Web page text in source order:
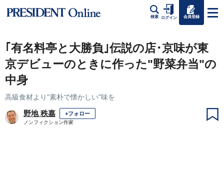
検索 ログイン 会員登録
｢有名料亭と大勝負｣伝説の店･京味が東
京デビューのときに作った"野菜弁当"の
中身
高級食材より"素朴で懐かしい"味を
野地 秩嘉 +フォロー
ノンフィクション作家